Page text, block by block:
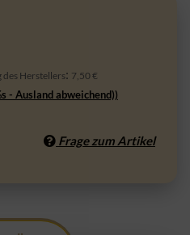
Herstellers: 7,50 €
- Ausland abweichend))
Frage zum Artikel